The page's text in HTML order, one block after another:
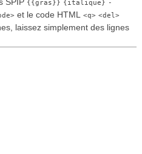
SPIP {{gras}} {italique} -
et le code HTML <q> <del>
laissez simplement des lignes